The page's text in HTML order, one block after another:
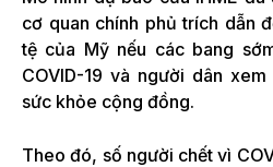
cơ quan chính phủ trích dẫn
tệ của Mỹ nếu các bang
COVID-19 và người dân
sức khỏe cộng đồng.
Theo đó, số người chết vì